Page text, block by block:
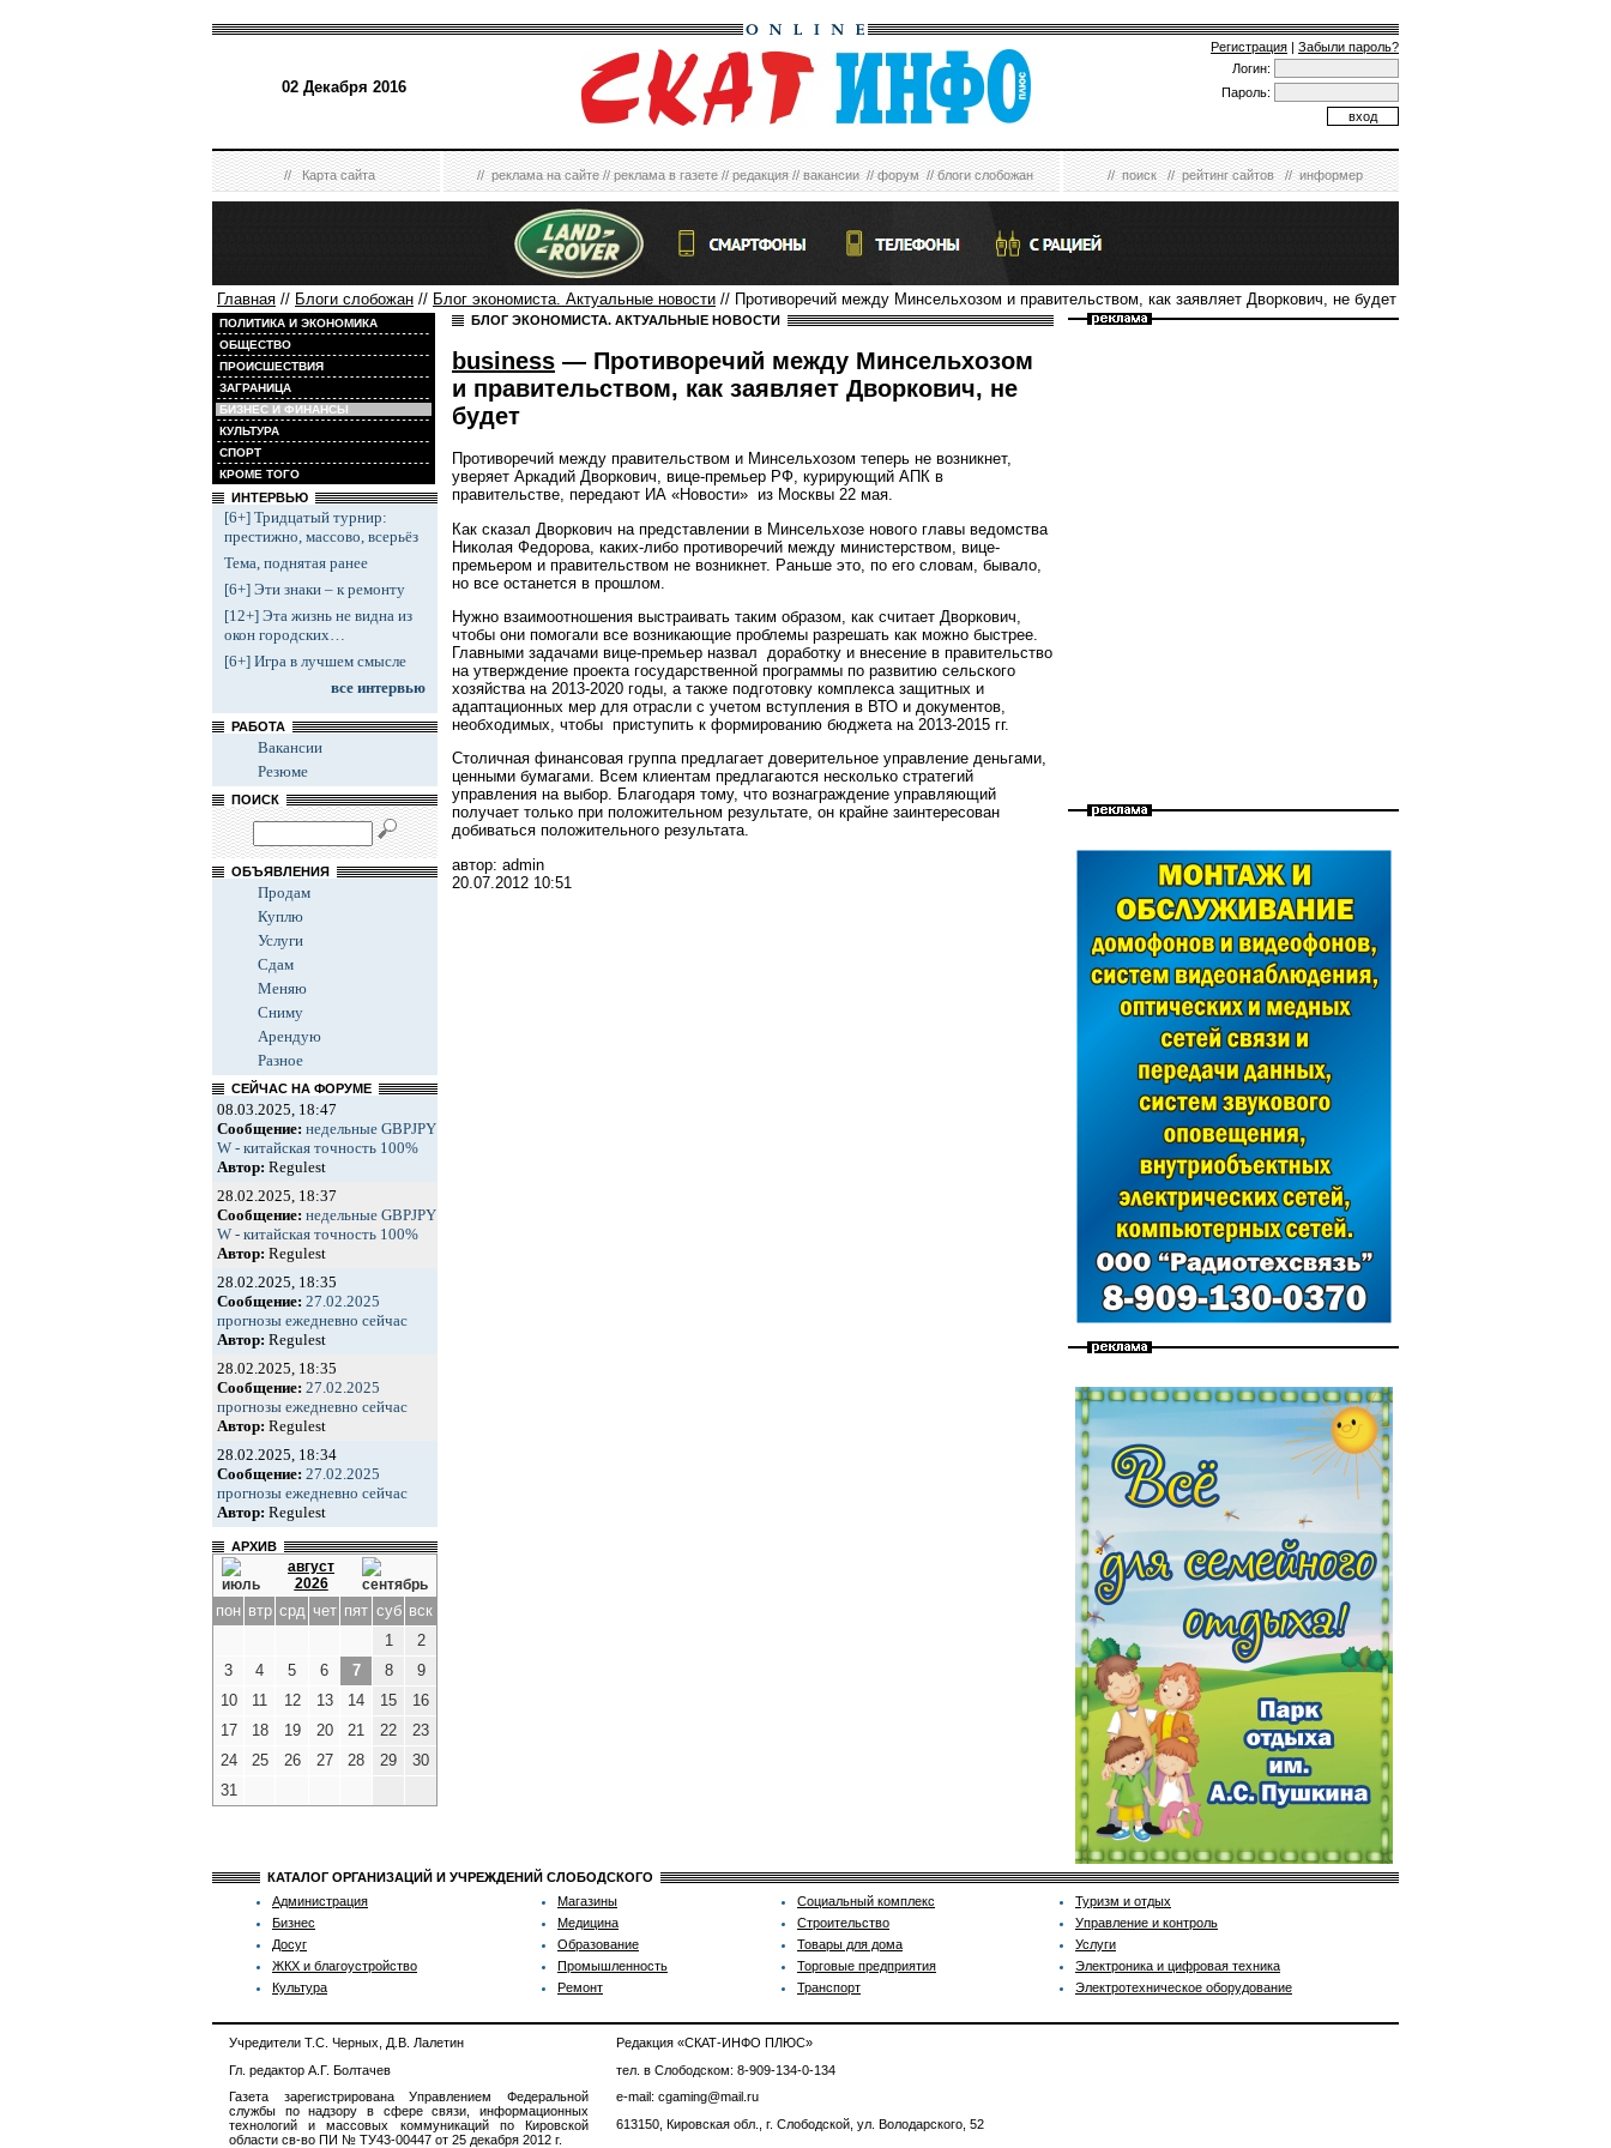
02 Декабря 2016
Регистрация | Забыли пароль?
Логин:
Пароль:
//Карта сайта //реклама на сайте//реклама в газете//редакция//вакансии//форум//блоги слобожан //поиск//рейтинг сайтов//информер
Главная // Блоги слобожан // Блог экономиста. Актуальные новости // Противоречий между Минсельхозом и правительством, как заявляет Дворкович, не будет
ПОЛИТИКА И ЭКОНОМИКА
ОБЩЕСТВО
ПРОИСШЕСТВИЯ
ЗАГРАНИЦА
БИЗНЕС И ФИНАНСЫ
КУЛЬТУРА
СПОРТ
КРОМЕ ТОГО
ИНТЕРВЬЮ
[6+] Тридцатый турнир:
престижно, массово, всерьёз
Тема, поднятая ранее
[6+] Эти знаки – к ремонту
[12+] Эта жизнь не видна из
окон городских…
[6+] Игра в лучшем смысле
все интервью
РАБОТА
Вакансии
Резюме
ПОИСК
ОБЪЯВЛЕНИЯ
Продам
Куплю
Услуги
Сдам
Меняю
Сниму
Арендую
Разное
СЕЙЧАС НА ФОРУМЕ
08.03.2025, 18:47
Сообщение: недельные GBPJPY
W - китайская точность 100%
Автор: Regulest
28.02.2025, 18:37
Сообщение: недельные GBPJPY
W - китайская точность 100%
Автор: Regulest
28.02.2025, 18:35
Сообщение: 27.02.2025
прогнозы ежедневно сейчас
Автор: Regulest
28.02.2025, 18:35
Сообщение: 27.02.2025
прогнозы ежедневно сейчас
Автор: Regulest
28.02.2025, 18:34
Сообщение: 27.02.2025
прогнозы ежедневно сейчас
Автор: Regulest
АРХИВ
август
2026
пон втр срд чет пят суб вск
1
2
3
4 5 6 7 8
9
10
11 12 13 14 15
16
17
18 19 20 21 22
23
24
25 26 27 28 29
30
31
БЛОГ ЭКОНОМИСТА. АКТУАЛЬНЫЕ НОВОСТИ
business — Противоречий между Минсельхозом
и правительством, как заявляет Дворкович, не
будет
Противоречий между правительством и Минсельхозом теперь не возникнет,
уверяет Аркадий Дворкович, вице-премьер РФ, курирующий АПК в
правительстве, передают ИА «Новости» из Москвы 22 мая.
Как сказал Дворкович на представлении в Минсельхозе нового главы ведомства
Николая Федорова, каких-либо противоречий между министерством, вице-
премьером и правительством не возникнет. Раньше это, по его словам, бывало,
но все останется в прошлом.
Нужно взаимоотношения выстраивать таким образом, как считает Дворкович,
чтобы они помогали все возникающие проблемы разрешать как можно быстрее.
Главными задачами вице-премьер назвал доработку и внесение в правительство
на утверждение проекта государственной программы по развитию сельского
хозяйства на 2013-2020 годы, а также подготовку комплекса защитных и
адаптационных мер для отрасли с учетом вступления в ВТО и документов,
необходимых, чтобы приступить к формированию бюджета на 2013-2015 гг.
Столичная финансовая группа предлагает доверительное управление деньгами,
ценными бумагами. Всем клиентам предлагаются несколько стратегий
управления на выбор. Благодаря тому, что вознаграждение управляющий
получает только при положительном результате, он крайне заинтересован
добиваться положительного результата.
автор: admin
20.07.2012 10:51
КАТАЛОГ ОРГАНИЗАЦИЙ И УЧРЕЖДЕНИЙ СЛОБОДСКОГО
Администрация
Бизнес
Досуг
ЖКХ и благоустройство
Культура
Магазины
Медицина
Образование
Промышленность
Ремонт
Социальный комплекс
Строительство
Товары для дома
Торговые предприятия
Транспорт
Туризм и отдых
Управление и контроль
Услуги
Электроника и цифровая техника
Электротехническое оборудование
Учредители Т.С. Черных, Д.В. Лалетин
Гл. редактор А.Г. Болтачев
Газета зарегистрирована Управлением Федеральной
службы по надзору в сфере связи, информационных
технологий и массовых коммуникаций по Кировской
области св-во ПИ № ТУ43-00447 от 25 декабря 2012 г.
Редакция «СКАТ-ИНФО ПЛЮС»
тел. в Слободском: 8-909-134-0-134
e-mail: cgaming@mail.ru
613150, Кировская обл., г. Слободской, ул. Володарского, 52